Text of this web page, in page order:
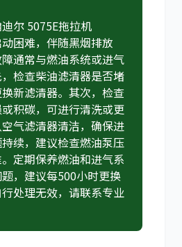
尔 5075E拖拉机
困难，伴随黑烟排放
障通常与燃油系统或进气
检查柴油滤清器是否堵
新滤清器。其次，检查
积碳，可进行清洗或更
气滤清器清洁，确保进
续，建议检查燃油泵压
定期保养燃油和进气系
，建议每500小时更换
处理无效，请联系专业